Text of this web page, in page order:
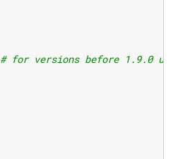
# for versions before 1.9.0 use